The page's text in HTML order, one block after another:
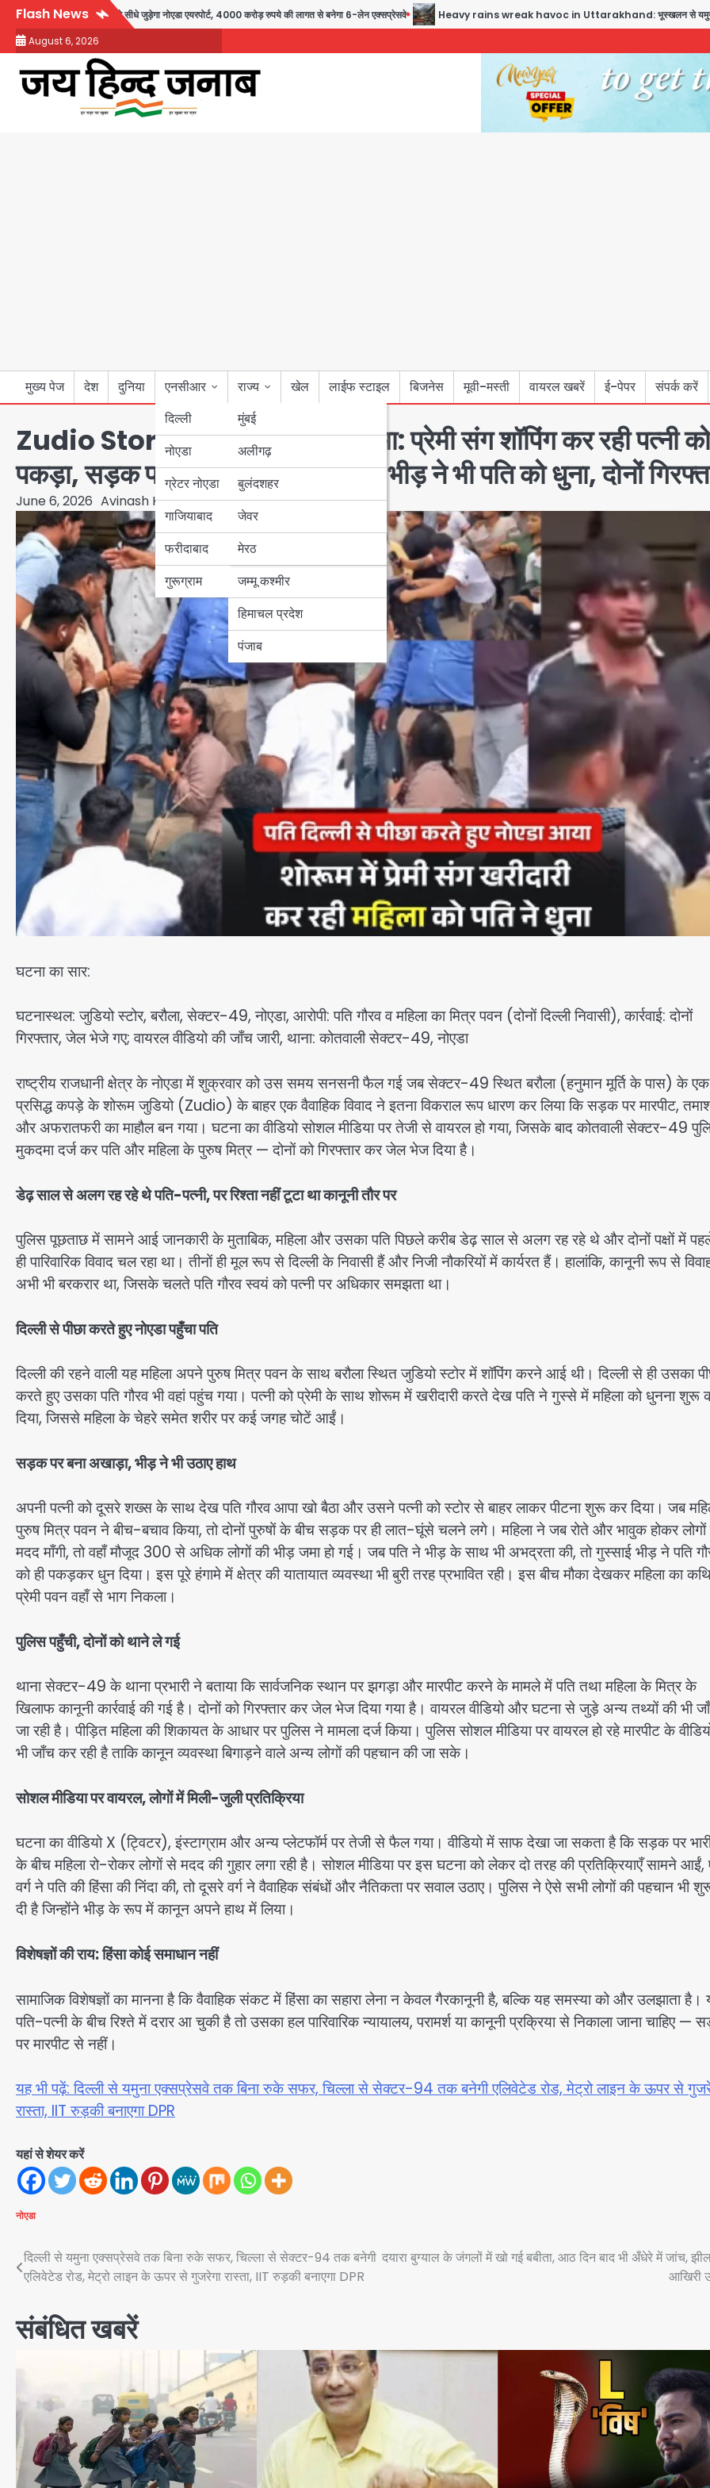
Skip
content
Flash News
से सीधे जुड़ेगा नोएडा एयरपोर्ट, 4000 करोड़ रुपये की लागत से बनेगा 6-लेन एक्सप्रेसवे Heavy rains wreak havoc in Uttarakhand: भूस्खलन से यमुनोत्री, केदारनाथ और
August 6, 2026
मुख्य पेज देश दुनिया
एनसीआर
दिल्ली
नोएडा
ग्रेटर नोएडा
गाजियाबाद
फरीदाबाद
गुरूग्राम
राज्य
मुंबई
उत्तर प्रदेश
अलीगढ़
बुलंदशहर
जेवर
मेरठ
बिहार
पंजाब
हरियाणा
जम्मू कश्मीर
हिमाचल प्रदेश
पंजाब
खेल लाईफ स्टाइल बिजनेस मूवी-मस्ती वायरल खबरें ई-पेपर संपर्क करें
Zudio Stores पर हाई-वोल्टेज ड्रामा: प्रेमी संग शॉपिंग कर रही पत्नी को
पकड़ा, सड़क पर जमकर चले लात-घूंसे, भीड़ ने भी पति को धुना, दोनों
June 6, 2026 Avinash Kumar
घटना का सार:
घटनास्थल: जुडियो स्टोर, बरौला, सेक्टर-49, नोएडा, आरोपी: पति गौरव व महिला का मित्र पवन (दोनों दिल्ली निवासी), कार्रवाई: दोनों
गिरफ्तार, जेल भेजे गए; वायरल वीडियो की जाँच जारी, थाना: कोतवाली सेक्टर-49, नोएडा
राष्ट्रीय राजधानी क्षेत्र के नोएडा में शुक्रवार को उस समय सनसनी फैल गई जब सेक्टर-49 स्थित बरौला (हनुमान मूर्ति के पास) के एक
प्रसिद्ध कपड़े के शोरूम जुडियो (Zudio) के बाहर एक वैवाहिक विवाद ने इतना विकराल रूप धारण कर लिया कि सड़क पर मारपीट,
और अफरातफरी का माहौल बन गया। घटना का वीडियो सोशल मीडिया पर तेजी से वायरल हो गया, जिसके बाद कोतवाली सेक्टर-49
मुकदमा दर्ज कर पति और महिला के पुरुष मित्र — दोनों को गिरफ्तार कर जेल भेज दिया है।
डेढ़ साल से अलग रह रहे थे पति-पत्नी, पर रिश्ता नहीं टूटा था कानूनी तौर पर
पुलिस पूछताछ में सामने आई जानकारी के मुताबिक, महिला और उसका पति पिछले करीब डेढ़ साल से अलग रह रहे थे और दोनों पक्षों में
ही पारिवारिक विवाद चल रहा था। तीनों ही मूल रूप से दिल्ली के निवासी हैं और निजी नौकरियों में कार्यरत हैं। हालांकि, कानूनी रूप से
अभी भी बरकरार था, जिसके चलते पति गौरव स्वयं को पत्नी पर अधिकार समझता था।
दिल्ली से पीछा करते हुए नोएडा पहुँचा पति
दिल्ली की रहने वाली यह महिला अपने पुरुष मित्र पवन के साथ बरौला स्थित जुडियो स्टोर में शॉपिंग करने आई थी। दिल्ली से ही उसका
करते हुए उसका पति गौरव भी वहां पहुंच गया। पत्नी को प्रेमी के साथ शोरूम में खरीदारी करते देख पति ने गुस्से में महिला को धुनना शुरू
दिया, जिससे महिला के चेहरे समेत शरीर पर कई जगह चोटें आईं।
सड़क पर बना अखाड़ा, भीड़ ने भी उठाए हाथ
अपनी पत्नी को दूसरे शख्स के साथ देख पति गौरव आपा खो बैठा और उसने पत्नी को स्टोर से बाहर लाकर पीटना शुरू कर दिया। जब
पुरुष मित्र पवन ने बीच-बचाव किया, तो दोनों पुरुषों के बीच सड़क पर ही लात-घूंसे चलने लगे। महिला ने जब रोते और भावुक होकर
मदद माँगी, तो वहाँ मौजूद 300 से अधिक लोगों की भीड़ जमा हो गई। जब पति ने भीड़ के साथ भी अभद्रता की, तो गुस्साई भीड़ ने पति
को ही पकड़कर धुन दिया। इस पूरे हंगामे में क्षेत्र की यातायात व्यवस्था भी बुरी तरह प्रभावित रही। इस बीच मौका देखकर महिला का
प्रेमी पवन वहाँ से भाग निकला।
पुलिस पहुँची, दोनों को थाने ले गई
थाना सेक्टर-49 के थाना प्रभारी ने बताया कि सार्वजनिक स्थान पर झगड़ा और मारपीट करने के मामले में पति तथा महिला के मित्र के
खिलाफ कानूनी कार्रवाई की गई है। दोनों को गिरफ्तार कर जेल भेज दिया गया है। वायरल वीडियो और घटना से जुड़े अन्य तथ्यों की भी
जा रही है। पीड़ित महिला की शिकायत के आधार पर पुलिस ने मामला दर्ज किया। पुलिस सोशल मीडिया पर वायरल हो रहे मारपीट के
भी जाँच कर रही है ताकि कानून व्यवस्था बिगाड़ने वाले अन्य लोगों की पहचान की जा सके।
सोशल मीडिया पर वायरल, लोगों में मिली-जुली प्रतिक्रिया
घटना का वीडियो X (ट्विटर), इंस्टाग्राम और अन्य प्लेटफॉर्म पर तेजी से फैल गया। वीडियो में साफ देखा जा सकता है कि सड़क पर
के बीच महिला रो-रोकर लोगों से मदद की गुहार लगा रही है। सोशल मीडिया पर इस घटना को लेकर दो तरह की प्रतिक्रियाएँ सामने
वर्ग ने पति की हिंसा की निंदा की, तो दूसरे वर्ग ने वैवाहिक संबंधों और नैतिकता पर सवाल उठाए। पुलिस ने ऐसे सभी लोगों की पहचान भी
दी है जिन्होंने भीड़ के रूप में कानून अपने हाथ में लिया।
विशेषज्ञों की राय: हिंसा कोई समाधान नहीं
सामाजिक विशेषज्ञों का मानना है कि वैवाहिक संकट में हिंसा का सहारा लेना न केवल गैरकानूनी है, बल्कि यह समस्या को और उलझाता है।
पति-पत्नी के बीच रिश्ते में दरार आ चुकी है तो उसका हल पारिवारिक न्यायालय, परामर्श या कानूनी प्रक्रिया से निकाला जाना चाहिए —
पर मारपीट से नहीं।
यह भी पढ़ें: दिल्ली से यमुना एक्सप्रेसवे तक बिना रुके सफर, चिल्ला से सेक्टर-94 तक बनेगी एलिवेटेड रोड, मेट्रो लाइन के ऊपर से
रास्ता, IIT रुड़की बनाएगा DPR
यहां से शेयर करें
नोएडा
Post
navigation
दिल्ली से यमुना एक्सप्रेसवे तक बिना रुके सफर, चिल्ला से सेक्टर-94 तक बनेगी
एलिवेटेड रोड, मेट्रो लाइन के ऊपर से गुजरेगा रास्ता, IIT रुड़की बनाएगा DPR
दयारा बुग्याल के जंगलों में खो गई बबीता, आठ दिन बाद भी अँधेरे में जांच,
आखिरी
संबंधित खबरें